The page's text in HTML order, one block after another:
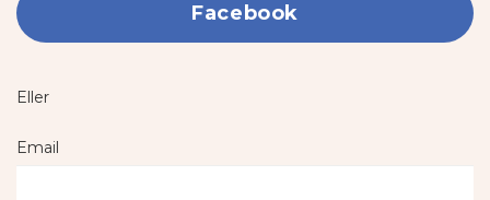
Facebook
Eller
Email